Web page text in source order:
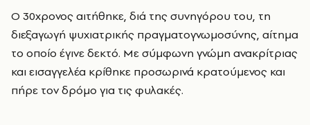
Ο 30χρονος αιτήθηκε, διά της συνηγόρου του, τη
διεξαγωγή ψυχιατρικής πραγματογνωμοσύνης, αίτημα
το οποίο έγινε δεκτό. Με σύμφωνη γνώμη ανακρίτριας
και εισαγγελέα κρίθηκε προσωρινά κρατούμενος και
πήρε τον δρόμο για τις φυλακές.